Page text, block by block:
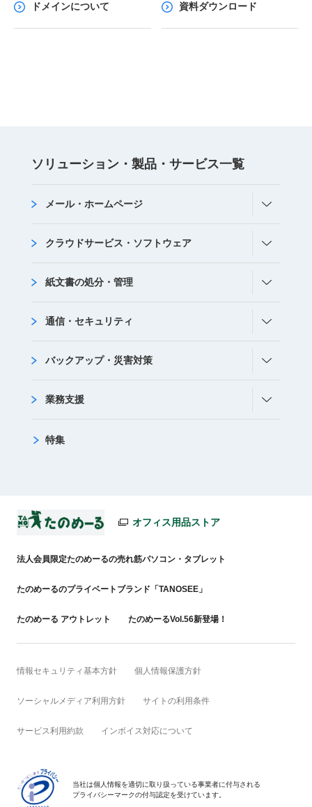
ドメインについて 資料ダウンロード
ソリューション・製品・サービス⼀覧
メール・ホームページ
クラウドサービス・ソフトウェア
紙文書の処分・管理
通信・セキュリティ
バックアップ・災害対策
業務支援
特集
オフィス用品ストア
法人会員限定たのめーるの売れ筋パソコン・タブレット
たのめーるのプライベートブランド「TANOSEE」
たのめーる アウトレット たのめーるVol.56新登場！
情報セキュリティ基本方針 個人情報保護方針
ソーシャルメディア利用方針 サイトの利用条件
サービス利用約款 インボイス対応について
当社は個人情報を適切に取り扱っている事業者に付与される
プライバシーマークの付与認定を受けています。